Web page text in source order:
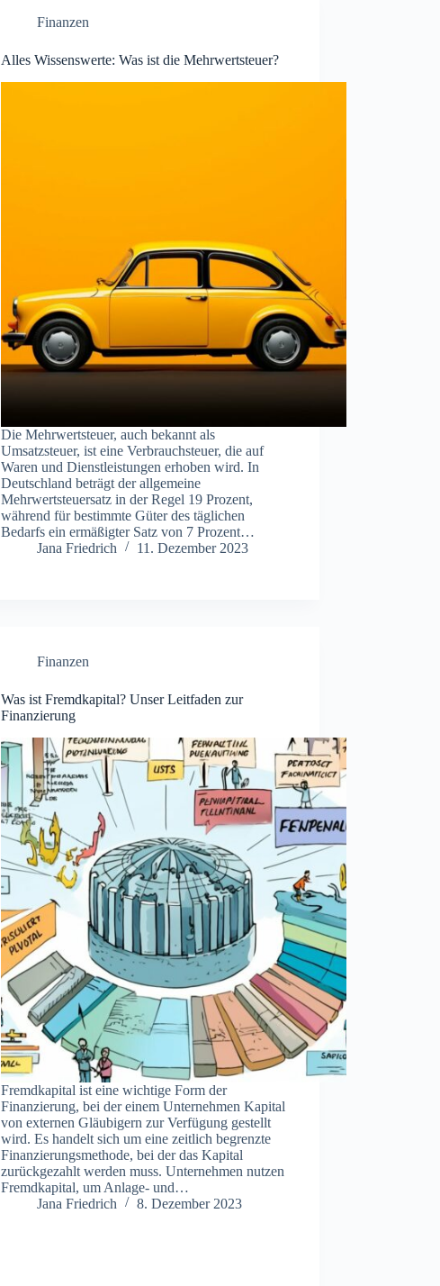
Finanzen
Alles Wissenswerte: Was ist die Mehrwertsteuer?
Die Mehrwertsteuer, auch bekannt als
Umsatzsteuer, ist eine Verbrauchsteuer, die auf
Waren und Dienstleistungen erhoben wird. In
Deutschland beträgt der allgemeine
Mehrwertsteuersatz in der Regel 19 Prozent,
während für bestimmte Güter des täglichen
Bedarfs ein ermäßigter Satz von 7 Prozent…
Jana Friedrich
11. Dezember 2023
Finanzen
Was ist Fremdkapital? Unser Leitfaden zur
Finanzierung
Fremdkapital ist eine wichtige Form der
Finanzierung, bei der einem Unternehmen Kapital
von externen Gläubigern zur Verfügung gestellt
wird. Es handelt sich um eine zeitlich begrenzte
Finanzierungsmethode, bei der das Kapital
zurückgezahlt werden muss. Unternehmen nutzen
Fremdkapital, um Anlage- und…
Jana Friedrich
8. Dezember 2023